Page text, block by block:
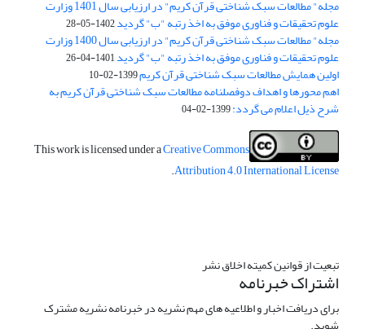
مجله" مطالعات سبک شناختی قرآن کریم" در ارزیابی سال 1401 وزارت
علوم تحقیقات و فناوری موفق به اخذ رتبه "ب" گردید1402-05-28
مجله" مطالعات سبک شناختی قرآن کریم" در ارزیابی سال 1400 وزارت
علوم تحقیقات و فناوری موفق به اخذ رتبه "ب" گردید1401-04-26
اولین همایش مطالعات سبک شناختی قرآن کریم1399-02-10
اهم محورها و اهداف دوفصلنامه مطالعات سبک شناختی قرآن کریم به
شرح ذیل اعلام می گردد:1399-02-04
This work is licensed under aCreative Commons
Attribution 4.0 International License
.
تبعیت از قوانین کمیته اخلاق نشر
اشتراک خبرنامه
برای دریافت اخبار و اطلاعیه های مهم نشریه در خبرنامه نشریه مشترک